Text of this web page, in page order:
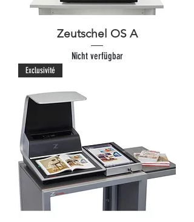
Zeutschel OS A
Nicht verfügbar
Exclusivité